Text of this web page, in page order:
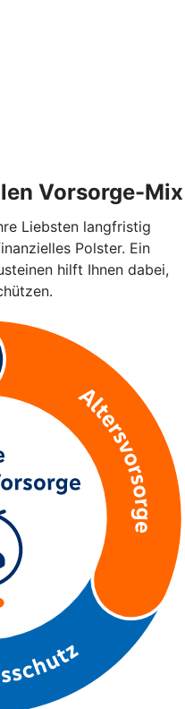
Vorsorge-Mix
Liebsten langfristig
Polster. Ein
hilft Ihnen dabei,